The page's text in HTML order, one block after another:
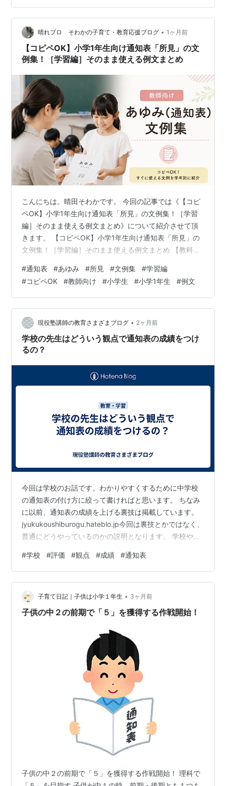
け 優しく思いやりがある・手助けができる子ども向け ル
ールを守れる・譲り合いができる子ども向け 【性格・長
所別】小学1年生の…
晴れブロ そわかの子育て・教育応援ブログ • 1ヶ月前
【コピペOK】小学1年生向け通知表「所見」の文
例集！［学習編］そのまま使える例文まとめ
こんにちは。晴田そわかです。 今回の記事では《【コピ
ペOK】小学1年生向け通知表「所見」の文例集！［学習
編］そのまま使える例文まとめ》について紹介させて頂
きます。 【コピペOK】小学1年生向け通知表「所見」の
文例集！［学習編］そのまま使える例文まとめ 【教科
らがな・音読・発表など） 算数（計算・図形・時計な
ど） 生活科（観察・探検・生き物の世話など） 音楽・図
工・体育（実技教科） 【学習態度・意欲別】小学1年生の
所見文例・例文（コピペOK） 意欲的に取り組む・発表が
多い子ども向け 丁寧にコツコツ取り組む・集中力がある
子ども向け 苦手なことに…
#通知表 #あゆみ #所見 #文例集 #学習編
#コピペOK #教師向け #小学生 #小学1年生 #例文
現役塾講師の教育さまざまブログ • 2ヶ月前
学校の先生はどういう観点で通知表の成績をつけ
るの？
今回は学校のお話です。わかりやすくするために中学校
の通知表の付け方に絞って書ければと思います。 ちなみ
に以前、通知表の成績を上げる裏技は掲載しています。
jyukukoushiburogu.hateblo.jp今回は裏技とかではなく、
普通にどうやっているのかの説明となります。 学校や教
的には ① 中間テスト・期末テストなどの定期テストの
点数を素点としてベースにする ② 提出物や授業中の発
言、積極性はどうか ③ 頑張りがみられるかどうか この
3つを中心に考えて、ほかにもいろいろ考えながら成績を
5～1で付けていきます。 成績で1を付けるのを意図的に…
#学校 #評価 #観点 #成績 #通知表
子育て日記｜子供は小学１年生 • 3ヶ月前
子供の中２の前期で「５」を獲得する作戦開始！
子供の中２の前期で「５」を獲得する作戦開始！ 理科で